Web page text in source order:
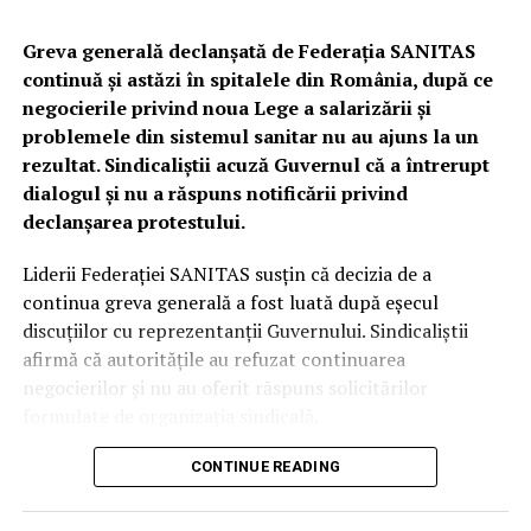
câinilor pentru identificarea
trufelor
Polițiștii au anunțat că, în perioada următoare,
specialiștii din cadrul Biroului pentru Protecția
Animalelor vor efectua controale privind respectarea
legislației referitoare la deținerea și utilizarea câinilor de
urmă folosiți la identificarea trufelor.
În cazul în care vor fi descoperite abateri, vor fi dispuse
măsurile legale prevăzute de legislația în vigoare.
Recomandările polițiștilor
Autoritățile reamintesc că:
comercializarea produselor nelemnoase din fondul
Greva generală declanșată de Federația SANITAS
continuă și astăzi în spitalele din România, după ce
negocierile privind noua Lege a salarizării și
problemele din sistemul sanitar nu au ajuns la un
rezultat. Sindicaliștii acuză Guvernul că a întrerupt
dialogul și nu a răspuns notificării privind
declanșarea protestului.
Liderii Federației SANITAS susțin că decizia de a
continua greva generală a fost luată după eșecul
discuțiilor cu reprezentanții Guvernului. Sindicaliștii
afirmă că autoritățile au refuzat continuarea
negocierilor și nu au oferit răspuns solicitărilor
Serviciile medicale esențiale sunt
asigurate
CONTINUE READING